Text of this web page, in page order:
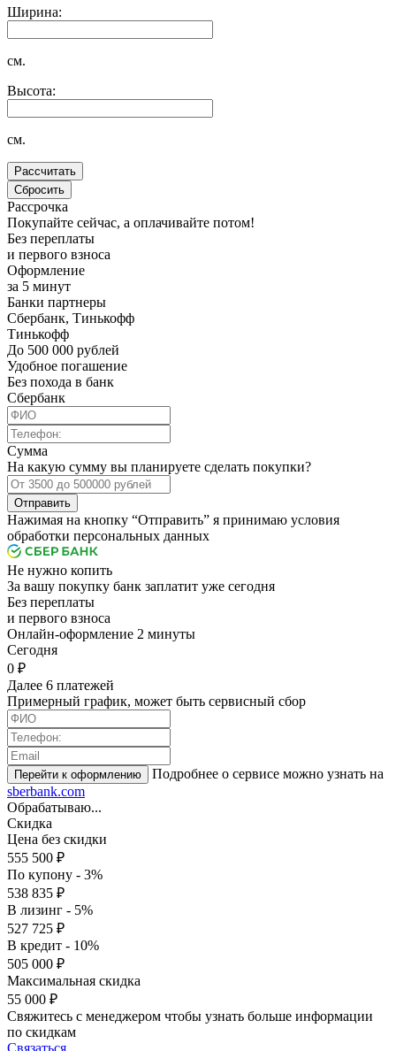
Ширина:
см.
Высота:
см.
Рассрочка
Покупайте сейчас, а оплачивайте потом!
Без переплаты
и первого взноса
Оформление
за 5 минут
Банки партнеры
Сбербанк, Тинькофф
Тинькофф
До 500 000 рублей
Удобное погашение
Без похода в банк
Сбербанк
Сумма
На какую сумму вы планируете сделать покупки?
Отправить
Нажимая на кнопку “Отправить” я принимаю условия
обработки персональных данных
Не нужно копить
За вашу покупку банк заплатит уже сегодня
Без переплаты
и первого взноса
Онлайн-оформление 2 минуты
Cегодня
0 ₽
Далее 6 платежей
Примерный график, может быть сервисный сбор
Подробнее о сервисе можно узнать на
sberbank.com
Обрабатываю...
Скидка
Цена без скидки
555 500 ₽
По купону - 3%
538 835 ₽
В лизинг - 5%
527 725 ₽
В кредит - 10%
505 000 ₽
Максимальная скидка
55 000 ₽
Свяжитесь с менеджером чтобы узнать больше информации
по скидкам
Связаться